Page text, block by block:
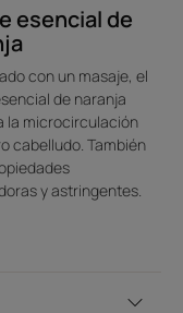
Entorno
esencial de
con un masaje, el
de naranja
la microcirculación
cabelludo. También
y astringentes.